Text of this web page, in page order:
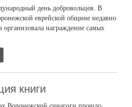
день добровольцев. В
еврейской общине недавно
награждение самых
книги